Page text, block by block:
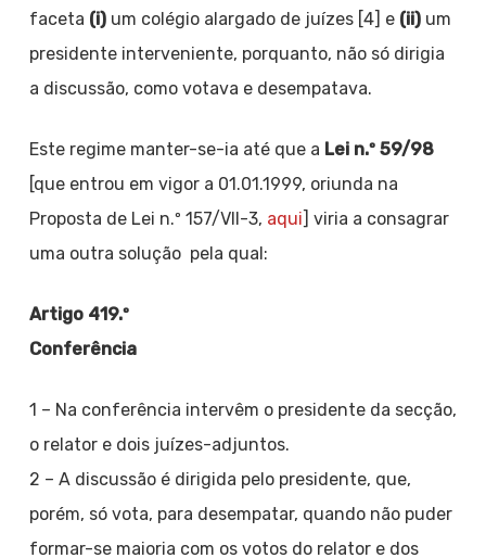
faceta (i)um colégio alargado de juízes [4] e (ii)um
presidente interveniente, porquanto, não só dirigia
a discussão, como votava e desempatava.
Este regime manter-se-ia até que a Lei n.º 59/98
[que entrou em vigor a 01.01.1999, oriunda na
Proposta de Lei n.º 157/VII-3, aqui] viria a consagrar
uma outra solução pela qual:
Artigo 419.º
Conferência
1 – Na conferência intervêm o presidente da secção,
o relator e dois juízes-adjuntos.
2 – A discussão é dirigida pelo presidente, que,
porém, só vota, para desempatar, quando não puder
formar-se maioria com os votos do relator e dos